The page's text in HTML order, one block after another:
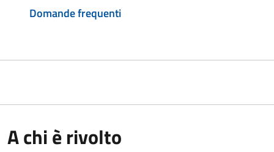
Domande frequenti
A chi è rivolto